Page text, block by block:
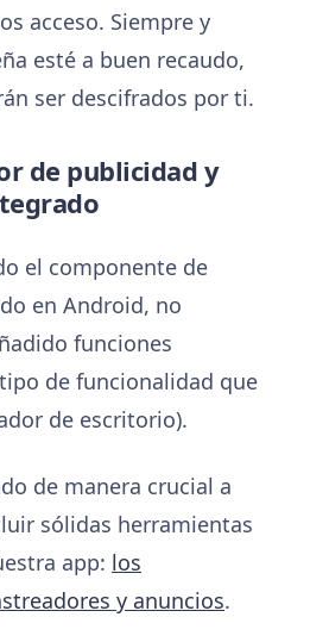
acceso. Siempre y
esté a buen recaudo,
ser descifrados por ti.
de publicidad y
el componente de
en Android, no
funciones
de funcionalidad que
de escritorio).
de manera crucial a
sólidas herramientas
app: los
y anuncios.